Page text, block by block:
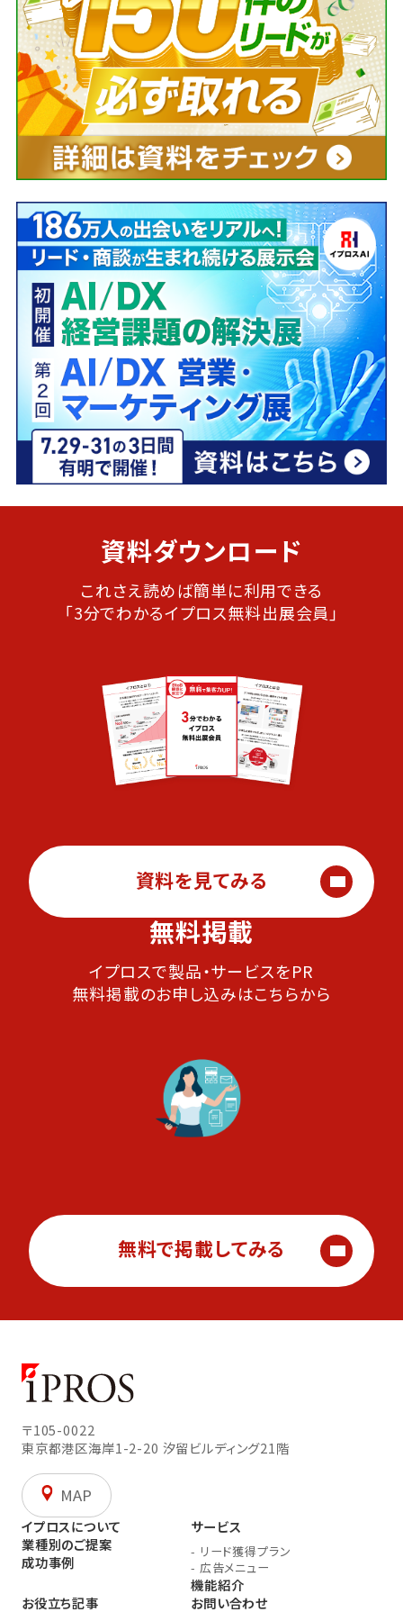
資料ダウンロード
これさえ読めば簡単に利用できる
「3分でわかるイプロス無料出展会員」
資料を見てみる
無料掲載
イプロスで製品・サービスをPR
無料掲載のお申し込みはこちらから
無料で掲載してみる
〒105-0022
東京都港区海岸1-2-20 汐留ビルディング21階
MAP
イプロスについて
業種別のご提案
成功事例
サービス
- リード獲得プラン
- 広告メニュー
機能紹介
お役立ち記事
お問い合わせ